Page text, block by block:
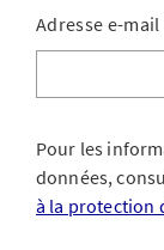
Adresse e-mail
Pour les
données,
à la protection